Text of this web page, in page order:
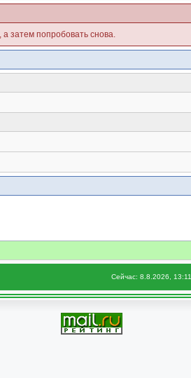
затем попробовать снова.
Сейчас: 8.8.2026, 13:11